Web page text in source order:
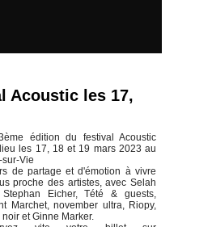
Acoustic les 17,
édition du festival Acoustic
les 17, 18 et 19 mars 2023 au
sur-Vie
de partage et d'émotion à vivre
proche des artistes, avec Selah
Eicher, Tété & guests,
Marchet, november ultra, Riopy,
et Ginne Marker.